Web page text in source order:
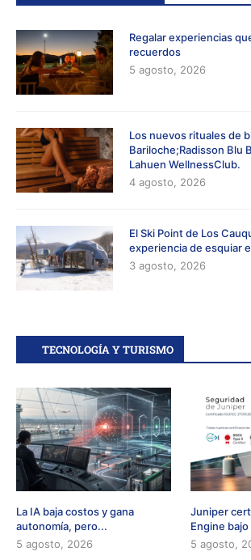
Regalar experiencias
recuerdos
5 agosto, 2026
Los nuevos rituales de
Bariloche;Radisson Blu
Lahuen WellnessClub.
4 agosto, 2026
El Ski Point de Los
experiencia de esquiar
3 agosto, 2026
TECNOLOGÍA Y TURISMO
La IA baja costos y gana
autonomía, pero...
5 agosto, 2026
Juniper
Engine
5 agosto,